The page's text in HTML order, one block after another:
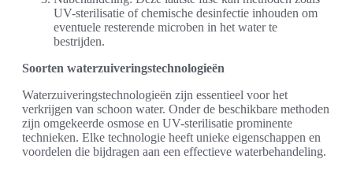
UV-sterilisatie of chemische desinfectie inhouden om
eventuele resterende microben in het water te
bestrijden.
Soorten waterzuiveringstechnologieën
Waterzuiveringstechnologieën zijn essentieel voor het
verkrijgen van schoon water. Onder de beschikbare methoden
zijn omgekeerde osmose en UV-sterilisatie prominente
technieken. Elke technologie heeft unieke eigenschappen en
voordelen die bijdragen aan een effectieve waterbehandeling.